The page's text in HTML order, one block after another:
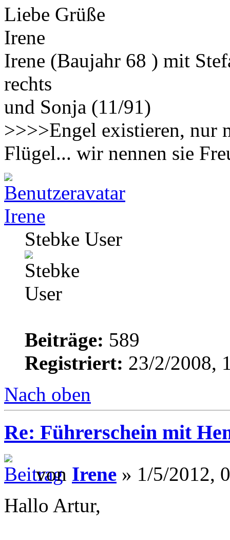
Liebe Grüße
Irene
Irene (Baujahr 68 ) mit
rechts
und Sonja (11/91)
>>>>Engel existieren, nur
Flügel... wir nennen sie
Irene
Stebke User
Beiträge: 589
Registriert: 23/2/2008,
Nach oben
Re: Führerschein mit
von Irene » 1/5/2012,
Hallo Artur,